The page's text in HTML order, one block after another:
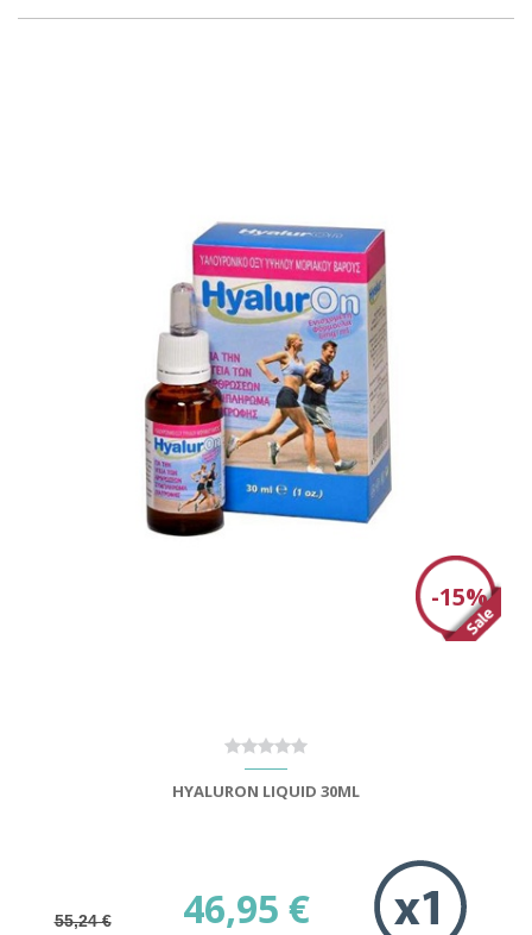
-15%
HYALURON LIQUID 30ML
55,24 € 46,95 €